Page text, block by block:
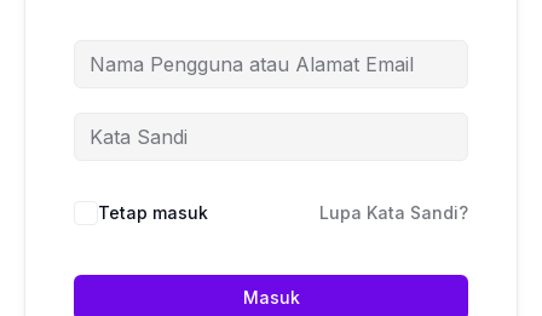
Tetap masuk Lupa Kata Sandi?
Masuk